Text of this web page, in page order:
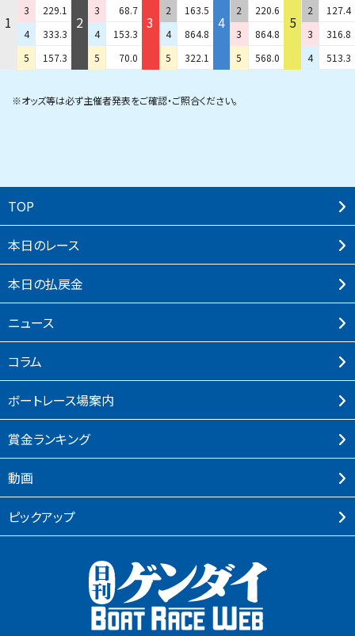
1
3
229.1
4
333.3
5
157.3
2
3
68.7
4
153.3
5
70.0
3
2
163.5
4
864.8
5
322.1
4
2
220.6
3
864.8
5
568.0
5
2
127.4
3
316.8
4
513.3
※オッズ等は必ず主催者発表をご確認・ご照合ください。
TOP
本⽇のレース
本⽇の払戻⾦
ニュース
コラム
ボートレース場案内
賞⾦ランキング
動画
ピックアップ